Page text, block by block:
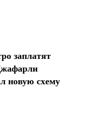
заплатят
новую схему